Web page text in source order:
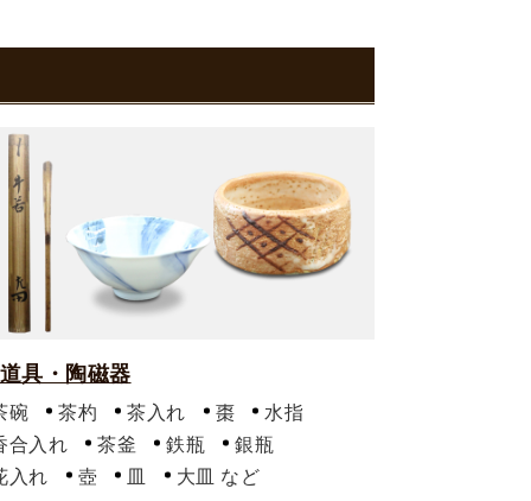
具・陶磁器
碗 茶杓 茶入れ 棗
水指
合入れ
茶釜 鉄瓶
銀瓶
入れ
壺 皿 大皿